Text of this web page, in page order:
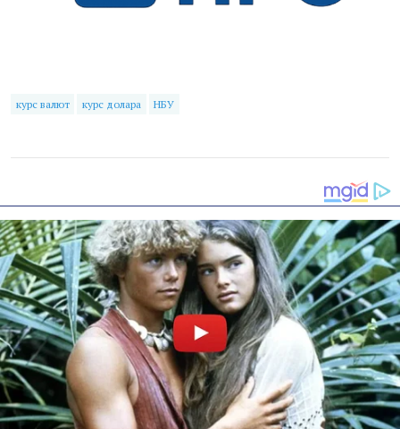
курс валют курс долара НБУ